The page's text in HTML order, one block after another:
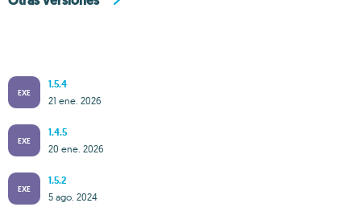
EXE
1.5.4
21 ene. 2026
EXE
1.4.5
20 ene. 2026
EXE
1.5.2
5 ago. 2024